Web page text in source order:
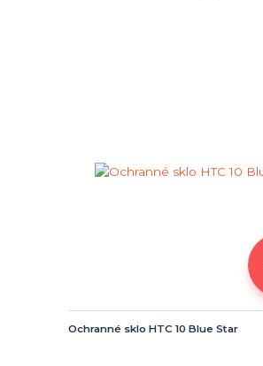
Ochranné sklo HTC 10 Blue Star